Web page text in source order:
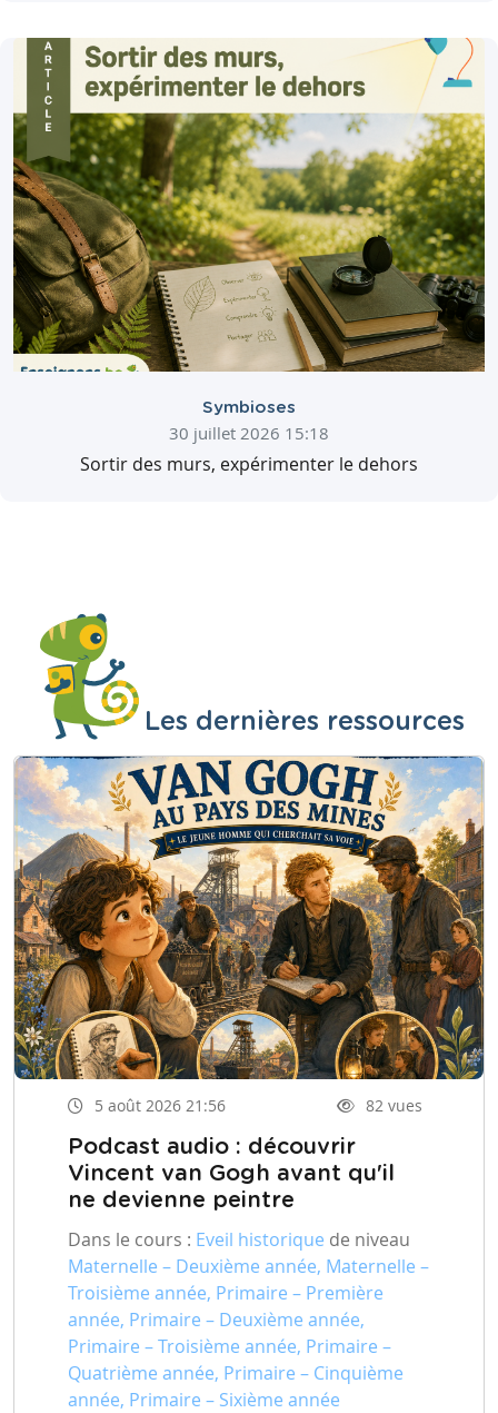
Symbioses
30 juillet 2026 15:18
Sortir des murs, expérimenter le dehors
Les dernières ressources
5 août 2026 21:56 82 vues
Podcast audio : découvrir
Vincent van Gogh avant qu'il
ne devienne peintre
Dans le cours : Eveil historique de niveau
Maternelle – Deuxième année, Maternelle –
Troisième année, Primaire – Première
année, Primaire – Deuxième année,
Primaire – Troisième année, Primaire –
Quatrième année, Primaire – Cinquième
année, Primaire – Sixième année